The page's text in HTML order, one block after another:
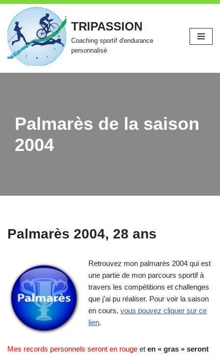
Aller
au
contenu
TRIPASSION
Coaching sportif d'endurance
personnalisé
Palmarès de la saison
2004
Palmarès 2004, 28 ans
Retrouvez mon palmarès 2004 qui est
une partie de mon parcours sportif à
travers les compétitions et challenges
que j’ai pu réaliser. Pour voir la saison
en cours, vous pouvez cliquer sur ce
lien.
Mes records personnels seront en rouge et en « gras » seront